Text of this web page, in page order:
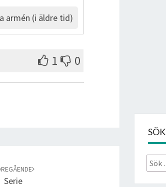
armén (i äldre tid)
1 0
Serie
Sök
efter: